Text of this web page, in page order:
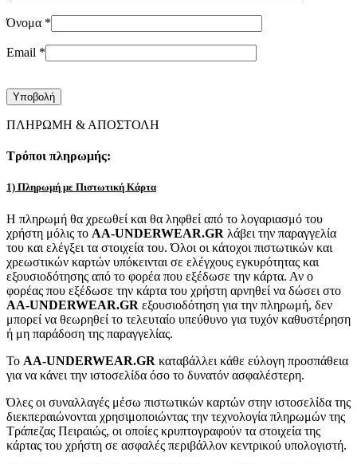
Όνομα *
Email *
ΠΛΗΡΩΜΗ & ΑΠΟΣΤΟΛΗ
Τρόποι πληρωμής:
1) Πληρωμή με Πιστωτική Κάρτα
Η πληρωμή θα χρεωθεί και θα ληφθεί από το λογαριασμό του
χρήστη μόλις το AA-UNDERWEAR.GR λάβει την παραγγελία
του και ελέγξει τα στοιχεία του. Όλοι οι κάτοχοι πιστωτικών και
χρεωστικών καρτών υπόκεινται σε ελέγχους εγκυρότητας και
εξουσιοδότησης από το φορέα που εξέδωσε την κάρτα. Αν ο
φορέας που εξέδωσε την κάρτα του χρήστη αρνηθεί να δώσει στο
AA-UNDERWEAR.GR εξουσιοδότηση για την πληρωμή, δεν
μπορεί να θεωρηθεί το τελευταίο υπεύθυνο για τυχόν καθυστέρηση
ή μη παράδοση της παραγγελίας.
Το AA-UNDERWEAR.GR καταβάλλει κάθε εύλογη προσπάθεια
για να κάνει την ιστοσελίδα όσο το δυνατόν ασφαλέστερη.
Όλες οι συναλλαγές μέσω πιστωτικών καρτών στην ιστοσελίδα της
διεκπεραιώνονται χρησιμοποιώντας την τεχνολογία πληρωμών της
Τράπεζας Πειραιώς, οι οποίες κρυπτογραφούν τα στοιχεία της
κάρτας του χρήστη σε ασφαλές περιβάλλον κεντρικού υπολογιστή.